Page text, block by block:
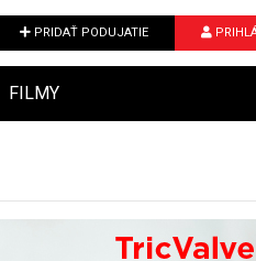
PRIDAŤ PODUJATIE
FILMY